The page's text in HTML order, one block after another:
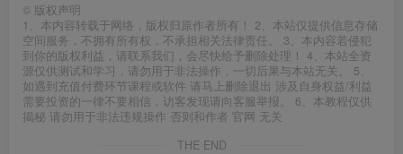
© 版权声明
1、本内容转载于网络，版权归原作者所有！ 2、本站仅提供信息存储
空间服务，不拥有所有权，不承担相关法律责任。 3、本内容若侵犯
到你的版权利益，请联系我们，会尽快给予删除处理！ 4、本站全资
源仅供测试和学习，请勿用于非法操作，一切后果与本站无关。 5、
如遇到充值付费环节课程或软件 请马上删除退出 涉及自身权益/利益
需要投资的一律不要相信，访客发现请向客服举报。 6、本教程仅供
揭秘 请勿用于非法违规操作 否则和作者 官网 无关
THE END